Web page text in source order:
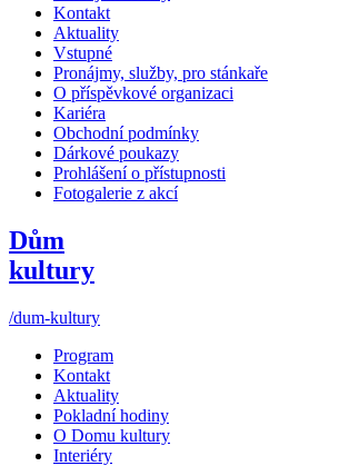
Kontakt
Aktuality
Vstupné
Pronájmy, služby, pro stánkaře
O příspěvkové organizaci
Kariéra
Obchodní podmínky
Dárkové poukazy
Prohlášení o přístupnosti
Fotogalerie z akcí
Dům
kultury
/dum-kultury
Program
Kontakt
Aktuality
Pokladní hodiny
O Domu kultury
Interiéry